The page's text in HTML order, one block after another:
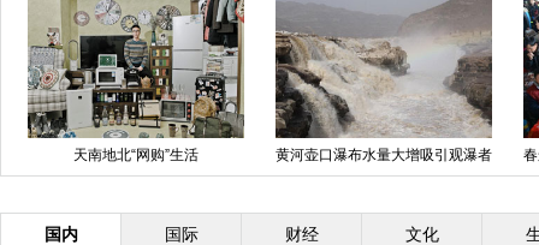
口瀑布水量大增吸引观瀑者 春运大潮：各地迎来返程客流高峰
即将消失
支玻
国内 国际 财经 文化